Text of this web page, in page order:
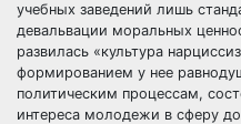
учебных заведений лишь
девальвации моральных
развилась «культура
формированием у нее
политическим процессам,
интереса молодежи в сферу